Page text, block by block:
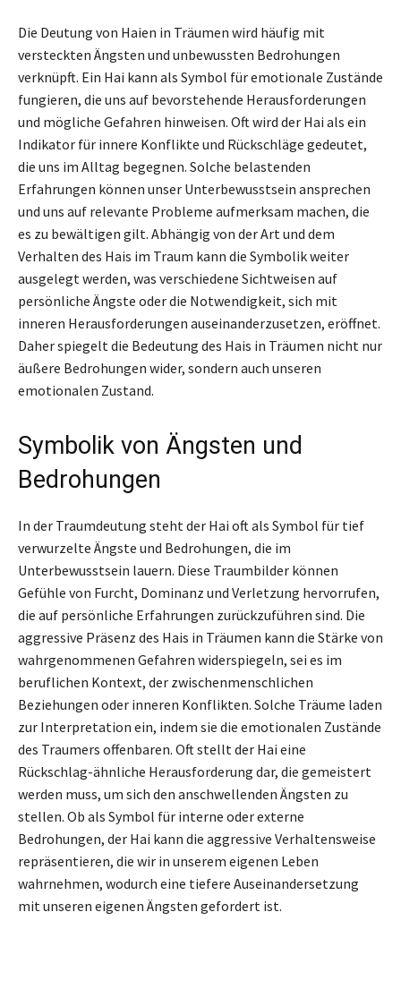
Die Deutung von Haien in Träumen wird häufig mit
versteckten Ängsten und unbewussten Bedrohungen
verknüpft. Ein Hai kann als Symbol für emotionale Zustände
fungieren, die uns auf bevorstehende Herausforderungen
und mögliche Gefahren hinweisen. Oft wird der Hai als ein
Indikator für innere Konflikte und Rückschläge gedeutet,
die uns im Alltag begegnen. Solche belastenden
Erfahrungen können unser Unterbewusstsein ansprechen
und uns auf relevante Probleme aufmerksam machen, die
es zu bewältigen gilt. Abhängig von der Art und dem
Verhalten des Hais im Traum kann die Symbolik weiter
ausgelegt werden, was verschiedene Sichtweisen auf
persönliche Ängste oder die Notwendigkeit, sich mit
inneren Herausforderungen auseinanderzusetzen, eröffnet.
Daher spiegelt die Bedeutung des Hais in Träumen nicht nur
äußere Bedrohungen wider, sondern auch unseren
emotionalen Zustand.
Symbolik von Ängsten und
Bedrohungen
In der Traumdeutung steht der Hai oft als Symbol für tief
verwurzelte Ängste und Bedrohungen, die im
Unterbewusstsein lauern. Diese Traumbilder können
Gefühle von Furcht, Dominanz und Verletzung hervorrufen,
die auf persönliche Erfahrungen zurückzuführen sind. Die
aggressive Präsenz des Hais in Träumen kann die Stärke von
wahrgenommenen Gefahren widerspiegeln, sei es im
beruflichen Kontext, der zwischenmenschlichen
Beziehungen oder inneren Konflikten. Solche Träume laden
zur Interpretation ein, indem sie die emotionalen Zustände
des Traumers offenbaren. Oft stellt der Hai eine
Rückschlag-ähnliche Herausforderung dar, die gemeistert
werden muss, um sich den anschwellenden Ängsten zu
stellen. Ob als Symbol für interne oder externe
Bedrohungen, der Hai kann die aggressive Verhaltensweise
repräsentieren, die wir in unserem eigenen Leben
wahrnehmen, wodurch eine tiefere Auseinandersetzung
mit unseren eigenen Ängsten gefordert ist.